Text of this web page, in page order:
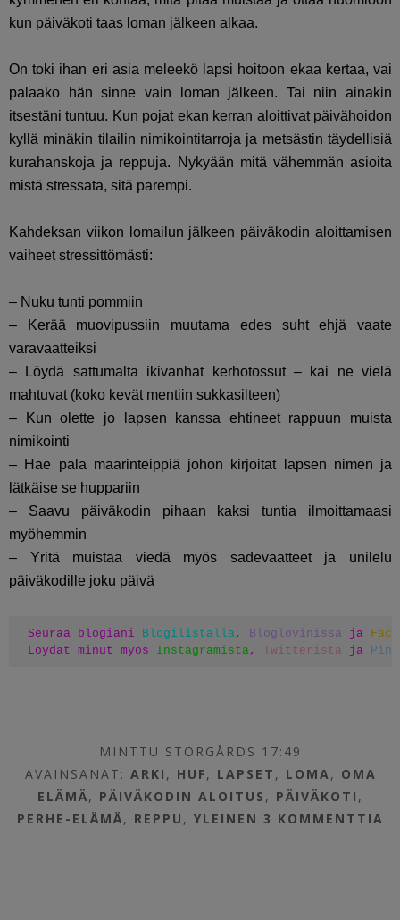
kun päiväkoti taas loman jälkeen alkaa.
On toki ihan eri asia meleekö lapsi hoitoon ekaa kertaa, vai
palaako hän sinne vain loman jälkeen. Tai niin ainakin
itsestäni tuntuu. Kun pojat ekan kerran aloittivat päivähoidon
kyllä minäkin tilailin nimikointitarroja ja metsästin täydellisiä
kurahanskoja ja reppuja. Nykyään mitä vähemmän asioita
mistä stressata, sitä parempi.
Kahdeksan viikon lomailun jälkeen päiväkodin aloittamisen
vaiheet stressittömästi:
– Nuku tunti pommiin
– Kerää muovipussiin muutama edes suht ehjä vaate
varavaatteiksi
– Löydä sattumalta ikivanhat kerhotossut – kai ne vielä
mahtuvat (koko kevät mentiin sukkasilteen)
– Kun olette jo lapsen kanssa ehtineet rappuun muista
nimikointi
– Hae pala maarinteippiä johon kirjoitat lapsen nimen ja
lätkäise se huppariin
– Saavu päiväkodin pihaan kaksi tuntia ilmoittamaasi
myöhemmin
– Yritä muistaa viedä myös sadevaatteet ja unilelu
päiväkodille joku päivä
Seuraa blogiani Blogilistalla, Bloglovinissa ja
Löydät minut myös Instagramista, Twitteristä ja
MINTTU STORGÅRDS 17:49
AVAINSANAT: ARKI , HUF, LAPSET , LOMA, OMA
ELÄMÄ, PÄIVÄKODIN ALOITUS , PÄIVÄKOTI ,
PERHE-ELÄMÄ, REPPU ,YLEINEN 3 KOMMENTTIA